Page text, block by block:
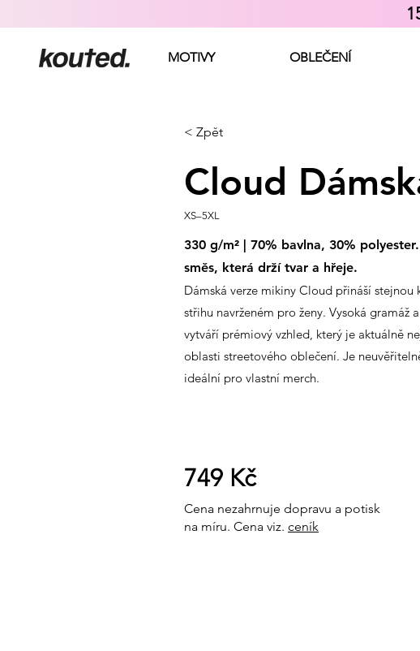
MOTIVY OBLEČENÍ
< Zpět
Cloud
XS–5XL
330 g/m² | 70% bavlna, 30%
směs, která drží tvar a hřeje.
Dámská verze mikiny Cloud přináší stejnou
střihu navrženém pro ženy. Vysoká gramáž
vytváří prémiový vzhled, který je aktuálně
oblasti streetového oblečení. Je
ideální pro vlastní merch.
749 Kč
Cena nezahrnuje dopravu a potisk
na míru. Cena viz. ceník